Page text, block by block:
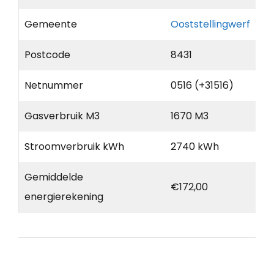
Gemeente Ooststellingwerf
Postcode 8431
Netnummer 0516 (+31516)
Gasverbruik M3 1670 M3
Stroomverbruik kWh 2740 kWh
Gemiddelde
energierekening
€172,00